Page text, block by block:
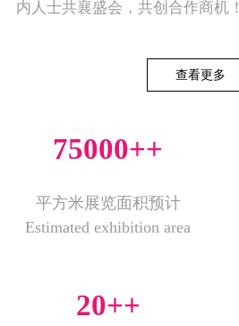
内人士共襄盛会，共创合作商机！
查看更多
75000++
平方米展览面积预计
Estimated exhibition area
20++